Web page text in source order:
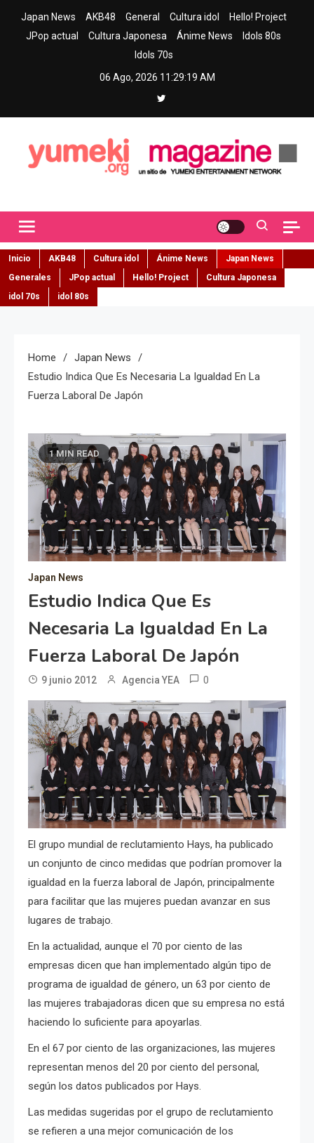
Japan News AKB48 General Cultura idol
Hello! Project
JPop actual
Cultura Japonesa Ánime News
Idols 80s
Idols 70s
06 Ago, 2026 11:29:20 AM
Inicio AKB48 Cultura idol Ánime News
Japan News
Generales
JPop actual Hello! Project
Cultura Japonesa
idol 70s
idol 80s
Home
Japan News
Estudio Indica Que Es Necesaria La Igualdad En La
Fuerza Laboral De Japón
1 MIN READ
Japan News
Estudio Indica Que Es
Necesaria La Igualdad En La
Fuerza Laboral De Japón
9 junio 2012 Agencia YEA 0
El grupo mundial de reclutamiento Hays, ha publicado
un conjunto de cinco medidas que podrían promover la
igualdad en la fuerza laboral de Japón, principalmente
para facilitar que las mujeres puedan avanzar en sus
lugares de trabajo.
En la actualidad, aunque el 70 por ciento de las
empresas dicen que han implementado algún tipo de
programa de igualdad de género, un 63 por ciento de
las mujeres trabajadoras dicen que su empresa no está
haciendo lo suficiente para apoyarlas.
En el 67 por ciento de las organizaciones, las mujeres
representan menos del 20 por ciento del personal,
según los datos publicados por Hays.
Las medidas sugeridas por el grupo de reclutamiento
se refieren a una mejor comunicación de los